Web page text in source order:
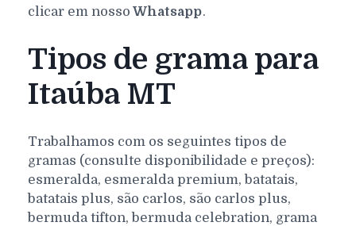
clicar em nosso Whatsapp.
Tipos de grama para
Itaúba MT
Trabalhamos com os seguintes tipos de
gramas (consulte disponibilidade e preços):
esmeralda, esmeralda premium, batatais,
batatais plus, são carlos, são carlos plus,
bermuda tifton, bermuda celebration, grama